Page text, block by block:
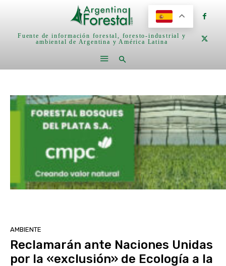
Fuente de información forestal, foresto-industrial y
ambiental de Argentina y América Latina
AMBIENTE
Reclamarán ante Naciones Unidas
por la «exclusión» de Ecología a la